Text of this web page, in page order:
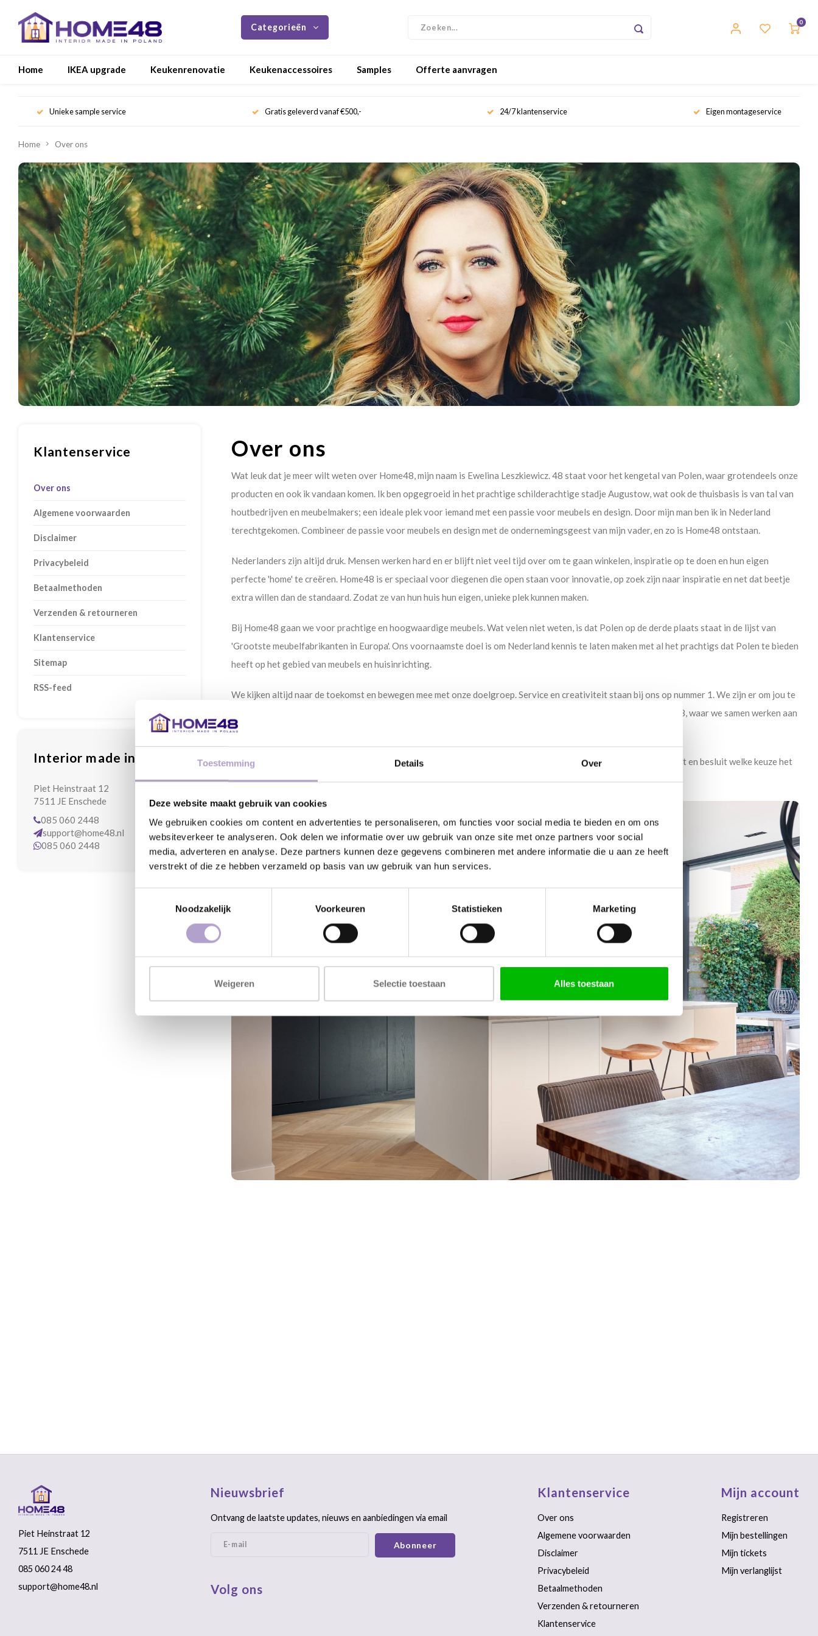
Toestemming Details Over
Deze website maakt gebruik van cookies
We gebruiken cookies om content en advertenties te personaliseren, om functies voor social media te bieden en om ons
websiteverkeer te analyseren. Ook delen we informatie over uw gebruik van onze site met onze partners voor social
media, adverteren en analyse. Deze partners kunnen deze gegevens combineren met andere informatie die u aan ze heeft
verstrekt of die ze hebben verzameld op basis van uw gebruik van hun services.
Noodzakelijk
Voorkeuren Statistieken Marketing
Weigeren Selectie toestaan Alles toestaan
Categorieën 0
Home IKEA upgrade Keukenrenovatie Keukenaccessoires Samples Offerte aanvragen
Unieke sample service Gratis geleverd vanaf €500,- 24/7 klantenservice Eigen montageservice
Home Over ons
Klantenservice
Over ons
Algemene voorwaarden
Disclaimer
Privacybeleid
Betaalmethoden
Verzenden & retourneren
Klantenservice
Sitemap
RSS-feed
Interior made in Poland
Piet Heinstraat 12
7511 JE Enschede
085 060 2448
support@home48.nl
085 060 2448
Over ons
Wat leuk dat je meer wilt weten over Home48, mijn naam is Ewelina Leszkiewicz. 48 staat voor het kengetal van Polen, waar grotendeels onze
producten en ook ik vandaan komen. Ik ben opgegroeid in het prachtige schilderachtige stadje Augustow, wat ook de thuisbasis is van tal van
houtbedrijven en meubelmakers; een ideale plek voor iemand met een passie voor meubels en design. Door mijn man ben ik in Nederland
terechtgekomen. Combineer de passie voor meubels en design met de ondernemingsgeest van mijn vader, en zo is Home48 ontstaan.
Nederlanders zijn altijd druk. Mensen werken hard en er blijft niet veel tijd over om te gaan winkelen, inspiratie op te doen en hun eigen
perfecte 'home' te creëren. Home48 is er speciaal voor diegenen die open staan voor innovatie, op zoek zijn naar inspiratie en net dat beetje
extra willen dan de standaard. Zodat ze van hun huis hun eigen, unieke plek kunnen maken.
Bij Home48 gaan we voor prachtige en hoogwaardige meubels. Wat velen niet weten, is dat Polen op de derde plaats staat in de lijst van
'Grootste meubelfabrikanten in Europa'. Ons voornaamste doel is om Nederland kennis te laten maken met al het prachtigs dat Polen te bieden
heeft op het gebied van meubels en huisinrichting.
We kijken altijd naar de toekomst en bewegen mee met onze doelgroep. Service en creativiteit staan bij ons op nummer 1. We zijn er om jou te
helpen je huis om te toveren tot de perfecte weerspiegeling van jouw stijl en persoonlijkheid. Welkom bij Home48, waar we samen werken aan
jouw droominterieur.
Home48 maakt niet alleen bijzonder mooi interieur, maar we geven ook advies. Bekijk ons uitgebreide assortiment en besluit welke keuze het
beste bij jou past. Als er hulp nodig is, helpen wij graag!
Piet Heinstraat 12
7511 JE Enschede
085 060 24 48
support@home48.nl
Nieuwsbrief
Ontvang de laatste updates, nieuws en aanbiedingen via email
Abonneer
Volg ons
Klantenservice
Over ons
Algemene voorwaarden
Disclaimer
Privacybeleid
Betaalmethoden
Verzenden & retourneren
Klantenservice
Mijn account
Registreren
Mijn bestellingen
Mijn tickets
Mijn verlanglijst